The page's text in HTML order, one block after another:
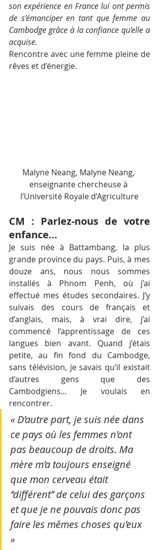
son expérience en France lui ont permis
de s’émanciper en tant que femme au
Cambodge grâce à la confiance qu’elle a
acquise.
Rencontre avec une femme pleine de
rêves et d’énergie.
Malyne Neang, Malyne Neang,
enseignante chercheuse à
l’Université Royale d’Agriculture
CM : Parlez-nous de votre
enfance…
Je suis née à Battambang, la plus
grande province du pays. Puis, à mes
douze ans, nous nous sommes
installés à Phnom Penh, où j’ai
effectué mes études secondaires. J’y
suivais des cours de français et
d’anglais, mais, à vrai dire, j’ai
commencé l’apprentissage de ces
langues bien avant. Quand j’étais
petite, au fin fond du Cambodge,
sans télévision, je savais qu’il existait
d’autres gens que des
Cambodgiens… Je voulais en
rencontrer.
« D’autre part, je suis née dans
ce pays où les femmes n’ont
pas beaucoup de droits. Ma
mère m’a toujours enseigné
que mon cerveau était
‘’différent’’ de celui des garçons
et que je ne pouvais donc pas
faire les mêmes choses qu’eux
»